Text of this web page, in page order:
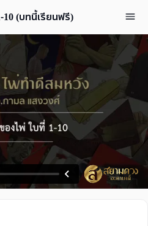
10 (บทนี้เรียนฟรี)